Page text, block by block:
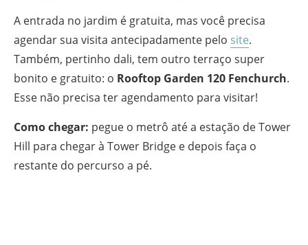
A entrada no jardim é gratuita, mas você precisa
agendar sua visita antecipadamente pelo site.
Também, pertinho dali, tem outro terraço super
bonito e gratuito: o Rooftop Garden 120 Fenchurch.
Esse não precisa ter agendamento para visitar!
Como chegar: pegue o metrô até a estação de Tower
Hill para chegar à Tower Bridge e depois faça o
restante do percurso a pé.